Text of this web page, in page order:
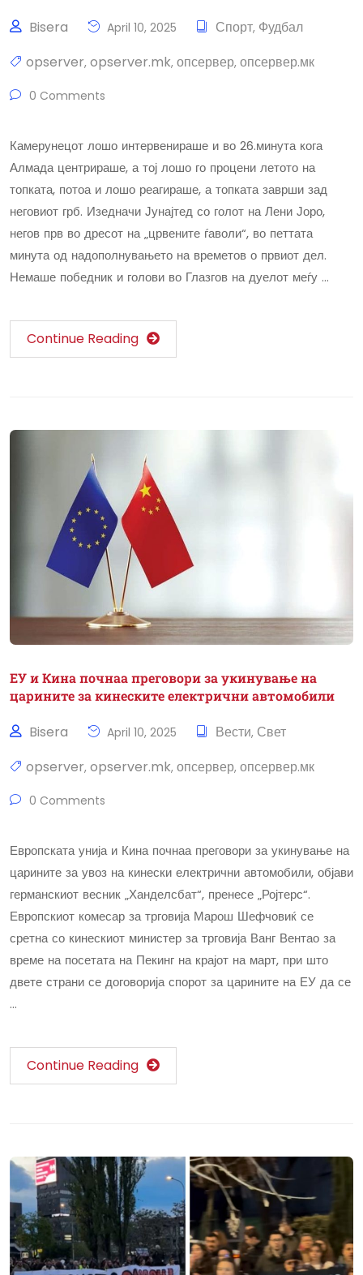
Bisera April 10, 2025 Спорт, Фудбал
opserver, opserver.mk, опсервер, опсервер.мк
0 Comments
Камерунецот лошо интервенираше и во 26.минута кога
Алмада центрираше, а тој лошо го процени летото на
топката, потоа и лошо реагираше, а топката заврши зад
неговиот грб. Изедначи Јунајтед со голот на Лени Јоро,
негов прв во дресот на „црвените ѓаволи“, во петтата
минута од надополнувањето на времетов о првиот дел.
Немаше победник и голови во Глазгов на дуелот меѓу …
Continue Reading
ЕУ и Кина почнаа преговори за укинување на
царините за кинеските електрични автомобили
Bisera April 10, 2025 Вести, Свет
opserver, opserver.mk, опсервер, опсервер.мк
0 Comments
Европската унија и Кина почнаа преговори за укинување на
царините за увоз на кинески електрични автомобили, објави
германскиот весник „Ханделсбат“, пренесе „Ројтерс“.
Европскиот комесар за трговија Марош Шефчовиќ се
сретна со кинескиот министер за трговија Ванг Вентао за
време на посетата на Пекинг на крајот на март, при што
двете страни се договорија спорот за царините на ЕУ да се
…
Continue Reading